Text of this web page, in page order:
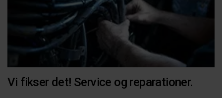
Vi fikser det! Service og reparationer.